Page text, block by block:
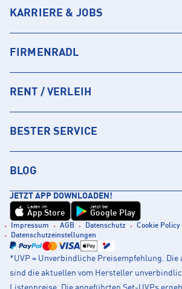
KARRIERE & JOBS
FIRMENRADL
RENT / VERLEIH
BESTER SERVICE
BLOG
JETZT APP DOWNLOADEN!
Laden im
App Store
Jetzt bei
Google Play
Impressum AGB Datenschutz
Cookie Policy
Datenschutzeinstellungen
*UVP = Unverbindliche Preisempfehlung. Die
sind die aktuellen vom Hersteller